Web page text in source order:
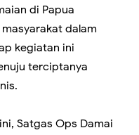
di Papua
dalam
kegiatan ini
terciptanya
Satgas Ops Damai